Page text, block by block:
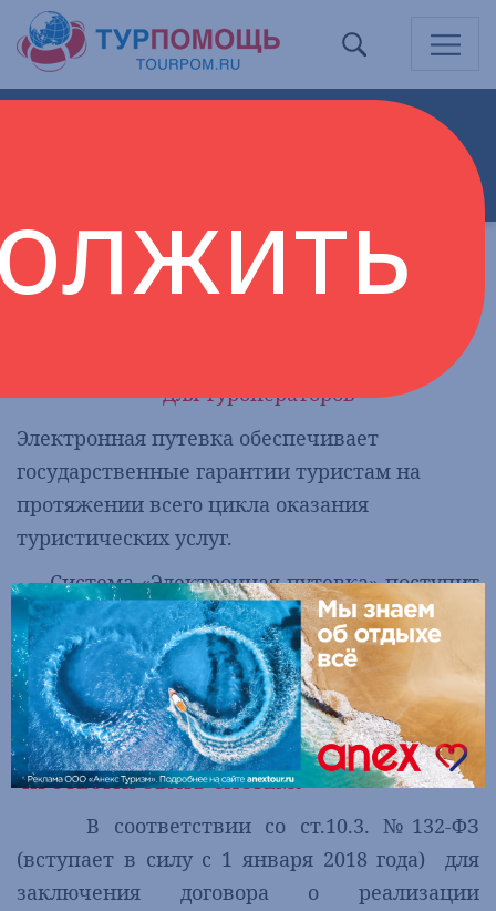
Электронная путевка обеспечивает
гарантии туристам на всех этапах покупки
Для туроператоров
Электронная путевка обеспечивает
государственные гарантии туристам на
протяжении всего цикла оказания
туристических услуг.
Система «Электронная путевка» поступит
в промышленную эксплуатацию 1 января
2018, однако уже сегодня вы можете
поработать в тестовой системе. Для этого
необходимо заполнить заявку на
подключение.
ПРОТЕСТИРОВАТЬ СИСТЕМУ
В соответствии со ст.10.3. №132-ФЗ
(вступает в силу с 1 января 2018 года)
для
заключения договора о реализации